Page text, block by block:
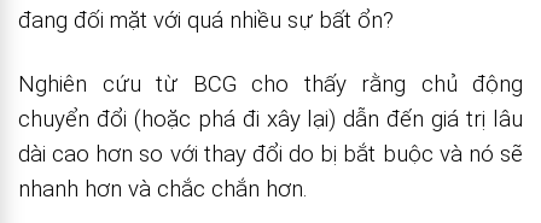
đang đối mặt với quá nhiều sự bất ổn?
Nghiên cứu từ BCG cho thấy rằng chủ động
chuyển đổi (hoặc phá đi xây lại) dẫn đến giá trị lâu
dài cao hơn so với thay đổi do bị bắt buộc và nó sẽ
nhanh hơn và chắc chắn hơn.